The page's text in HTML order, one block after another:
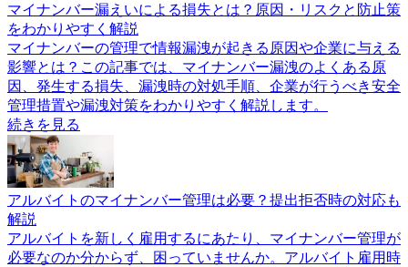
マイナンバー漏えいによる損失とは？原因・リスクと防止策
をわかりやすく解説
マイナンバーの管理で情報漏洩が起きる原因や企業に与える
影響とは？この記事では、マイナンバー漏洩のよくある原
因、発生する損失、漏洩時の対処手順、企業が行うべき安全
管理措置や漏洩対策をわかりやすく解説します。
続きを見る
アルバイトのマイナンバー管理は必要？提出拒否時の対応も
解説
アルバイトを新しく雇用するにあたり、マイナンバー管理が
必要なのか分からず、困っていませんか。アルバイト雇用時